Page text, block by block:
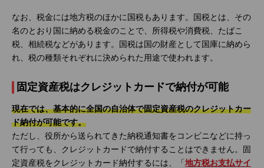
なお、税金には地方税のほかに国税もあります。国税とは、その
名のとおり国に納める税金のことで、所得税や消費税、たばこ
税、相続税などがあります。国税は国の財産として国庫に納めら
れ、税の種類それぞれに決められた用途で使われます。
固定資産税はクレジットカードで納付が可能
現在では、基本的に全国の自治体で固定資産税のクレジットカー
ド納付が可能です。
ただし、役所から送られてきた納税通知書をコンビニなどに持っ
て行っても、クレジットカードで納付することはできません。固
定資産税をクレジットカード納付するには、「 地方税お支払サイ